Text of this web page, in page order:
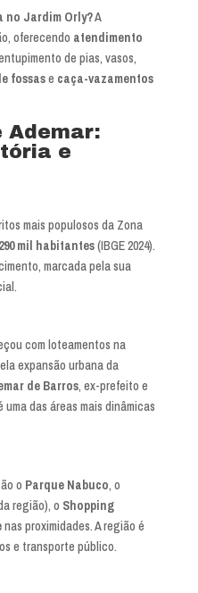
no Jardim Orly?A
oferecendo atendimento
de pias, vasos,
fossase caça-vazamentos
Ademar:
e
mais populosos da Zona
290 mil habitantes(IBGE 2024).
marcada pela sua
com loteamentos na
expansão urbana da
de Barros, ex-prefeito e
das áreas mais dinâmicas
o Parque Nabuco, o
região), o Shopping
nas proximidades. A região é
e transporte público.